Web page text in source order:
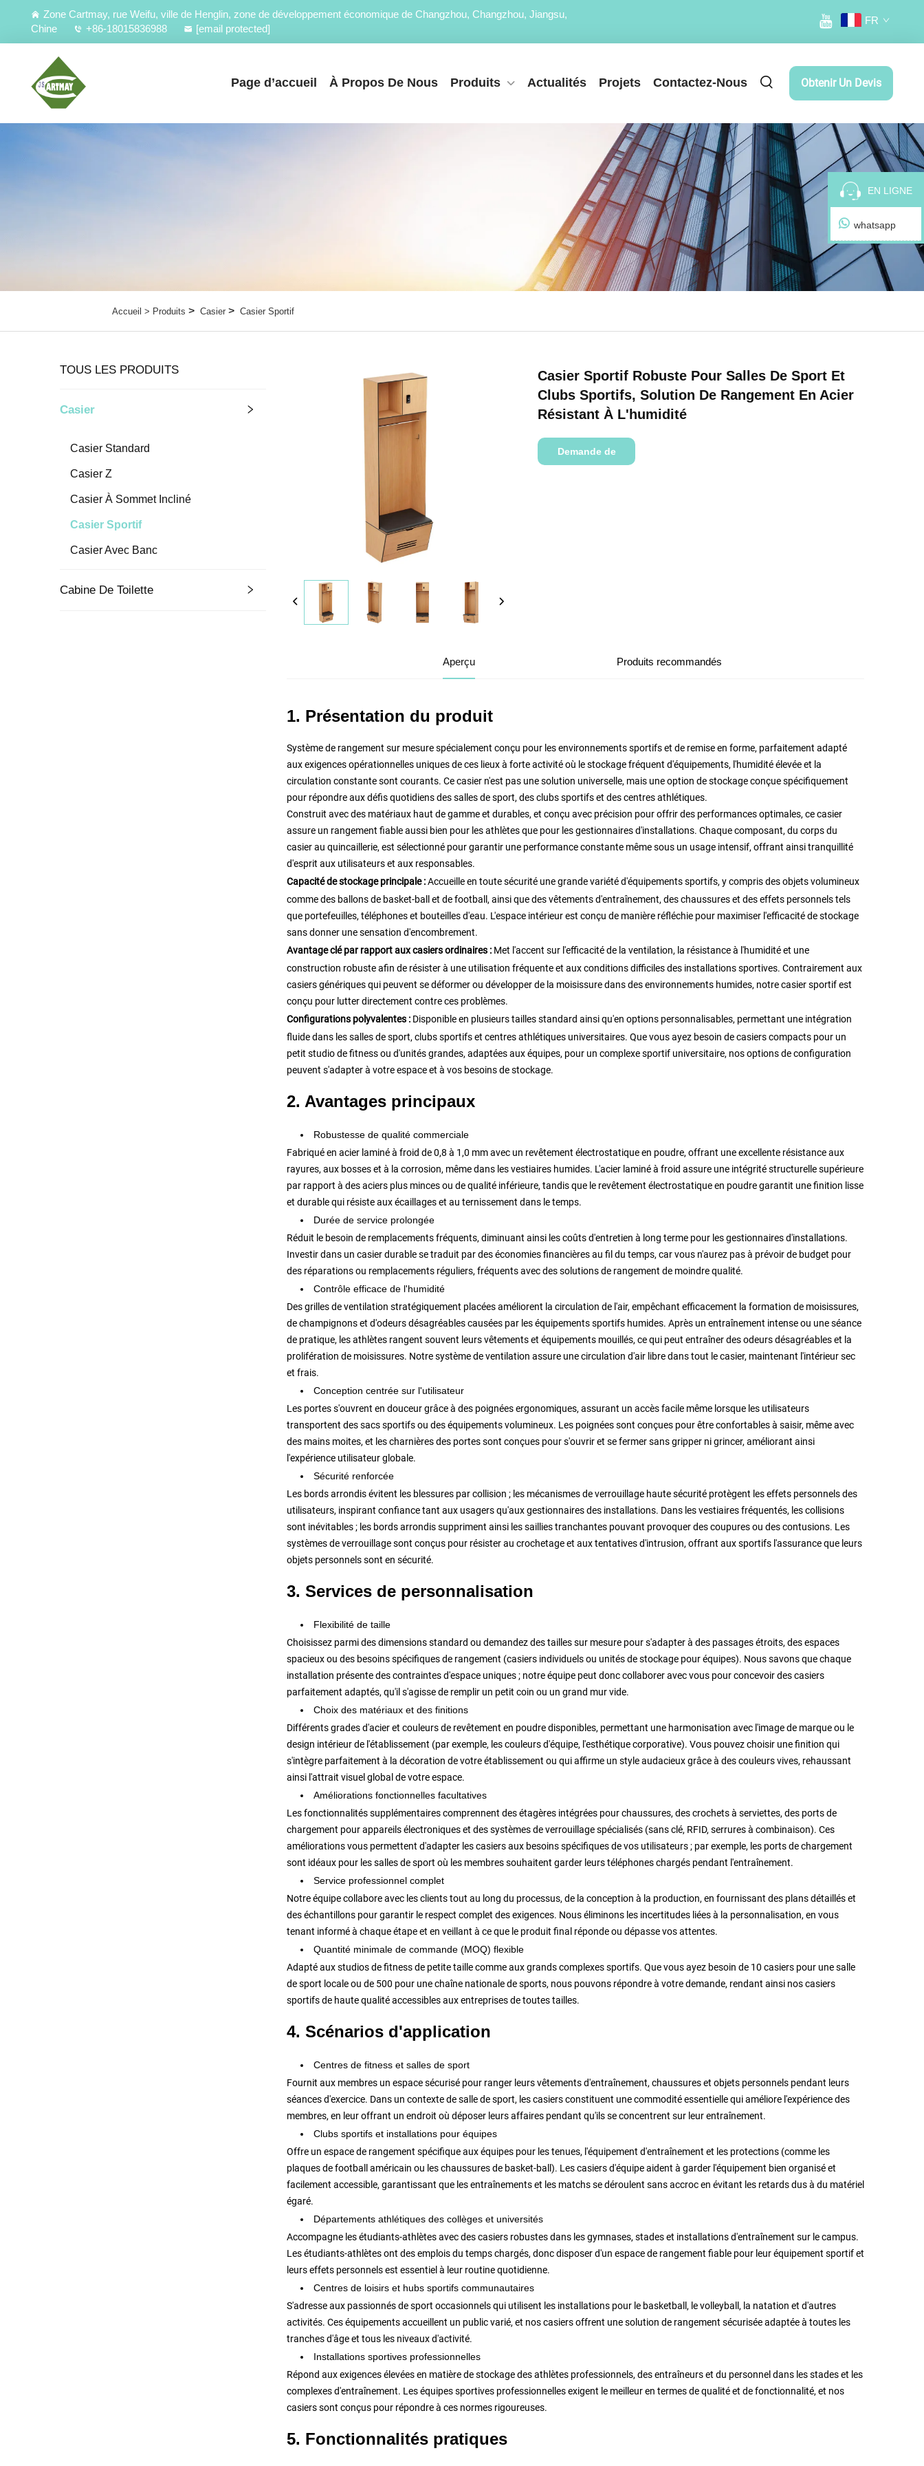
Zone Cartmay, rue Weifu, ville de Henglin, zone de développement économique de Changzhou, Changzhou, Jiangsu,
Chine
+86-18015836988 [email protected]
FR
Page d’accueil À Propos De Nous Produits Actualités Projets Contactez-Nous Obtenir Un Devis
Accueil > Produits > Casier> Casier Sportif
TOUS LES PRODUITS
Casier
Casier Standard
Casier Z
Casier À Sommet Incliné
Casier Sportif
Casier Avec Banc
Cabine De Toilette
Casier Sportif Robuste Pour Salles De Sport Et
Clubs Sportifs, Solution De Rangement En Acier
Résistant À L'humidité
Demande de
Aperçu Produits recommandés
1. Présentation du produit
Système de rangement sur mesure spécialement conçu pour les environnements sportifs et de remise en forme, parfaitement adapté
aux exigences opérationnelles uniques de ces lieux à forte activité où le stockage fréquent d'équipements, l'humidité élevée et la
circulation constante sont courants. Ce casier n'est pas une solution universelle, mais une option de stockage conçue spécifiquement
pour répondre aux défis quotidiens des salles de sport, des clubs sportifs et des centres athlétiques.
Construit avec des matériaux haut de gamme et durables, et conçu avec précision pour offrir des performances optimales, ce casier
assure un rangement fiable aussi bien pour les athlètes que pour les gestionnaires d'installations. Chaque composant, du corps du
casier au quincaillerie, est sélectionné pour garantir une performance constante même sous un usage intensif, offrant ainsi tranquillité
d'esprit aux utilisateurs et aux responsables.
Capacité de stockage principale :Accueille en toute sécurité une grande variété d'équipements sportifs, y compris des objets volumineux
comme des ballons de basket-ball et de football, ainsi que des vêtements d'entraînement, des chaussures et des effets personnels tels
que portefeuilles, téléphones et bouteilles d'eau. L'espace intérieur est conçu de manière réfléchie pour maximiser l'efficacité de stockage
sans donner une sensation d'encombrement.
Avantage clé par rapport aux casiers ordinaires : Met l'accent sur l'efficacité de la ventilation, la résistance à l'humidité et une
construction robuste afin de résister à une utilisation fréquente et aux conditions difficiles des installations sportives. Contrairement aux
casiers génériques qui peuvent se déformer ou développer de la moisissure dans des environnements humides, notre casier sportif est
conçu pour lutter directement contre ces problèmes.
Configurations polyvalentes : Disponible en plusieurs tailles standard ainsi qu'en options personnalisables, permettant une intégration
fluide dans les salles de sport, clubs sportifs et centres athlétiques universitaires. Que vous ayez besoin de casiers compacts pour un
petit studio de fitness ou d'unités grandes, adaptées aux équipes, pour un complexe sportif universitaire, nos options de configuration
peuvent s'adapter à votre espace et à vos besoins de stockage.
2. Avantages principaux
Robustesse de qualité commerciale
Fabriqué en acier laminé à froid de 0,8 à 1,0 mm avec un revêtement électrostatique en poudre, offrant une excellente résistance aux
rayures, aux bosses et à la corrosion, même dans les vestiaires humides. L'acier laminé à froid assure une intégrité structurelle supérieure
par rapport à des aciers plus minces ou de qualité inférieure, tandis que le revêtement électrostatique en poudre garantit une finition lisse
et durable qui résiste aux écaillages et au ternissement dans le temps.
Durée de service prolongée
Réduit le besoin de remplacements fréquents, diminuant ainsi les coûts d'entretien à long terme pour les gestionnaires d'installations.
Investir dans un casier durable se traduit par des économies financières au fil du temps, car vous n'aurez pas à prévoir de budget pour
des réparations ou remplacements réguliers, fréquents avec des solutions de rangement de moindre qualité.
Contrôle efficace de l'humidité
Des grilles de ventilation stratégiquement placées améliorent la circulation de l'air, empêchant efficacement la formation de moisissures,
de champignons et d'odeurs désagréables causées par les équipements sportifs humides. Après un entraînement intense ou une séance
de pratique, les athlètes rangent souvent leurs vêtements et équipements mouillés, ce qui peut entraîner des odeurs désagréables et la
prolifération de moisissures. Notre système de ventilation assure une circulation d'air libre dans tout le casier, maintenant l'intérieur sec
et frais.
Conception centrée sur l'utilisateur
Les portes s'ouvrent en douceur grâce à des poignées ergonomiques, assurant un accès facile même lorsque les utilisateurs
transportent des sacs sportifs ou des équipements volumineux. Les poignées sont conçues pour être confortables à saisir, même avec
des mains moites, et les charnières des portes sont conçues pour s'ouvrir et se fermer sans gripper ni grincer, améliorant ainsi
l'expérience utilisateur globale.
Sécurité renforcée
Les bords arrondis évitent les blessures par collision ; les mécanismes de verrouillage haute sécurité protègent les effets personnels des
utilisateurs, inspirant confiance tant aux usagers qu'aux gestionnaires des installations. Dans les vestiaires fréquentés, les collisions
sont inévitables ; les bords arrondis suppriment ainsi les saillies tranchantes pouvant provoquer des coupures ou des contusions. Les
systèmes de verrouillage sont conçus pour résister au crochetage et aux tentatives d'intrusion, offrant aux sportifs l'assurance que leurs
objets personnels sont en sécurité.
3. Services de personnalisation
Flexibilité de taille
Choisissez parmi des dimensions standard ou demandez des tailles sur mesure pour s'adapter à des passages étroits, des espaces
spacieux ou des besoins spécifiques de rangement (casiers individuels ou unités de stockage pour équipes). Nous savons que chaque
installation présente des contraintes d'espace uniques ; notre équipe peut donc collaborer avec vous pour concevoir des casiers
parfaitement adaptés, qu'il s'agisse de remplir un petit coin ou un grand mur vide.
Choix des matériaux et des finitions
Différents grades d'acier et couleurs de revêtement en poudre disponibles, permettant une harmonisation avec l'image de marque ou le
design intérieur de l'établissement (par exemple, les couleurs d'équipe, l'esthétique corporative). Vous pouvez choisir une finition qui
s'intègre parfaitement à la décoration de votre établissement ou qui affirme un style audacieux grâce à des couleurs vives, rehaussant
ainsi l'attrait visuel global de votre espace.
Améliorations fonctionnelles facultatives
Les fonctionnalités supplémentaires comprennent des étagères intégrées pour chaussures, des crochets à serviettes, des ports de
chargement pour appareils électroniques et des systèmes de verrouillage spécialisés (sans clé, RFID, serrures à combinaison). Ces
améliorations vous permettent d'adapter les casiers aux besoins spécifiques de vos utilisateurs ; par exemple, les ports de chargement
sont idéaux pour les salles de sport où les membres souhaitent garder leurs téléphones chargés pendant l'entraînement.
Service professionnel complet
Notre équipe collabore avec les clients tout au long du processus, de la conception à la production, en fournissant des plans détaillés et
des échantillons pour garantir le respect complet des exigences. Nous éliminons les incertitudes liées à la personnalisation, en vous
tenant informé à chaque étape et en veillant à ce que le produit final réponde ou dépasse vos attentes.
Quantité minimale de commande (MOQ) flexible
Adapté aux studios de fitness de petite taille comme aux grands complexes sportifs. Que vous ayez besoin de 10 casiers pour une salle
de sport locale ou de 500 pour une chaîne nationale de sports, nous pouvons répondre à votre demande, rendant ainsi nos casiers
sportifs de haute qualité accessibles aux entreprises de toutes tailles.
4. Scénarios d'application
Centres de fitness et salles de sport
Fournit aux membres un espace sécurisé pour ranger leurs vêtements d'entraînement, chaussures et objets personnels pendant leurs
séances d'exercice. Dans un contexte de salle de sport, les casiers constituent une commodité essentielle qui améliore l'expérience des
membres, en leur offrant un endroit où déposer leurs affaires pendant qu'ils se concentrent sur leur entraînement.
Clubs sportifs et installations pour équipes
Offre un espace de rangement spécifique aux équipes pour les tenues, l'équipement d'entraînement et les protections (comme les
plaques de football américain ou les chaussures de basket-ball). Les casiers d'équipe aident à garder l'équipement bien organisé et
facilement accessible, garantissant que les entraînements et les matchs se déroulent sans accroc en évitant les retards dus à du matériel
égaré.
Départements athlétiques des collèges et universités
Accompagne les étudiants-athlètes avec des casiers robustes dans les gymnases, stades et installations d'entraînement sur le campus.
Les étudiants-athlètes ont des emplois du temps chargés, donc disposer d'un espace de rangement fiable pour leur équipement sportif et
leurs effets personnels est essentiel à leur routine quotidienne.
Centres de loisirs et hubs sportifs communautaires
S'adresse aux passionnés de sport occasionnels qui utilisent les installations pour le basketball, le volleyball, la natation et d'autres
activités. Ces équipements accueillent un public varié, et nos casiers offrent une solution de rangement sécurisée adaptée à toutes les
tranches d'âge et tous les niveaux d'activité.
Installations sportives professionnelles
Répond aux exigences élevées en matière de stockage des athlètes professionnels, des entraîneurs et du personnel dans les stades et les
complexes d'entraînement. Les équipes sportives professionnelles exigent le meilleur en termes de qualité et de fonctionnalité, et nos
casiers sont conçus pour répondre à ces normes rigoureuses.
5. Fonctionnalités pratiques
EN LIGNE
whatsapp